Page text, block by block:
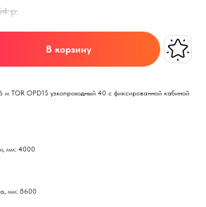
р.
В корзину
TOR OPD15 узкопроходный 40 с фиксированной кабиной
мм: 4000
мм: 8600